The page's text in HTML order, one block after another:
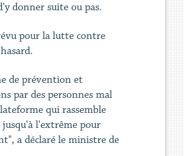
donner suite ou pas.
pour la lutte contre
de prévention et
par des personnes mal
qui rassemble
l'extrême pour
a déclaré le ministre de